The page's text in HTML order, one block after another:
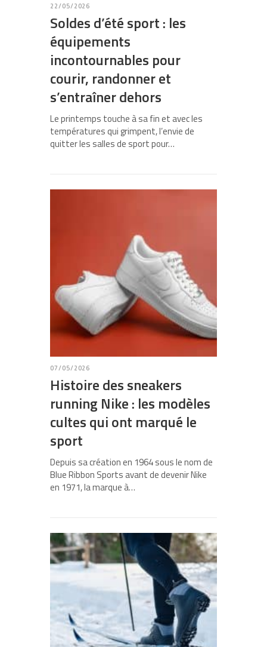
22/05/2026
Soldes d’été sport : les
équipements
incontournables pour
courir, randonner et
s’entraîner dehors
Le printemps touche à sa fin et avec les
températures qui grimpent, l’envie de
quitter les salles de sport pour…
07/05/2026
Histoire des sneakers
running Nike : les modèles
cultes qui ont marqué le
sport
Depuis sa création en 1964 sous le nom de
Blue Ribbon Sports avant de devenir Nike
en 1971, la marque à…